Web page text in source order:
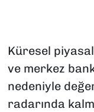
Küresel
ve merkez
nedeniyle
radarında